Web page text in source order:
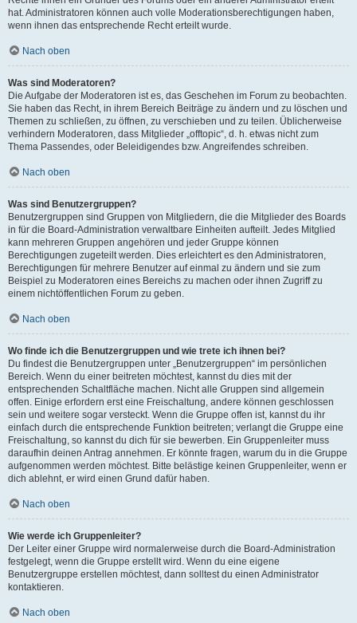
hat. Administratoren können auch volle Moderationsberechtigungen haben,
wenn ihnen das entsprechende Recht erteilt wurde.
Nach oben
Was sind Moderatoren?
Die Aufgabe der Moderatoren ist es, das Geschehen im Forum zu beobachten.
Sie haben das Recht, in ihrem Bereich Beiträge zu ändern und zu löschen und
Themen zu schließen, zu öffnen, zu verschieben und zu teilen. Üblicherweise
verhindern Moderatoren, dass Mitglieder „offtopic“, d. h. etwas nicht zum
Thema Passendes, oder Beleidigendes bzw. Angreifendes schreiben.
Nach oben
Was sind Benutzergruppen?
Benutzergruppen sind Gruppen von Mitgliedern, die die Mitglieder des Boards
in für die Board-Administration verwaltbare Einheiten aufteilt. Jedes Mitglied
kann mehreren Gruppen angehören und jeder Gruppe können
Berechtigungen zugeteilt werden. Dies erleichtert es den Administratoren,
Berechtigungen für mehrere Benutzer auf einmal zu ändern und sie zum
Beispiel zu Moderatoren eines Bereichs zu machen oder ihnen Zugriff zu
einem nichtöffentlichen Forum zu geben.
Nach oben
Wo finde ich die Benutzergruppen und wie trete ich ihnen bei?
Du findest die Benutzergruppen unter „Benutzergruppen“ im persönlichen
Bereich. Wenn du einer beitreten möchtest, kannst du dies mit der
entsprechenden Schaltfläche machen. Nicht alle Gruppen sind allgemein
offen. Einige erfordern erst eine Freischaltung, andere können geschlossen
sein und weitere sogar versteckt. Wenn die Gruppe offen ist, kannst du ihr
einfach durch die entsprechende Funktion beitreten; verlangt die Gruppe eine
Freischaltung, so kannst du dich für sie bewerben. Ein Gruppenleiter muss
daraufhin deinen Antrag annehmen. Er könnte fragen, warum du in die Gruppe
aufgenommen werden möchtest. Bitte belästige keinen Gruppenleiter, wenn er
dich ablehnt, er wird einen Grund dafür haben.
Nach oben
Wie werde ich Gruppenleiter?
Der Leiter einer Gruppe wird normalerweise durch die Board-Administration
festgelegt, wenn die Gruppe erstellt wird. Wenn du eine eigene
Benutzergruppe erstellen möchtest, dann solltest du einen Administrator
kontaktieren.
Nach oben